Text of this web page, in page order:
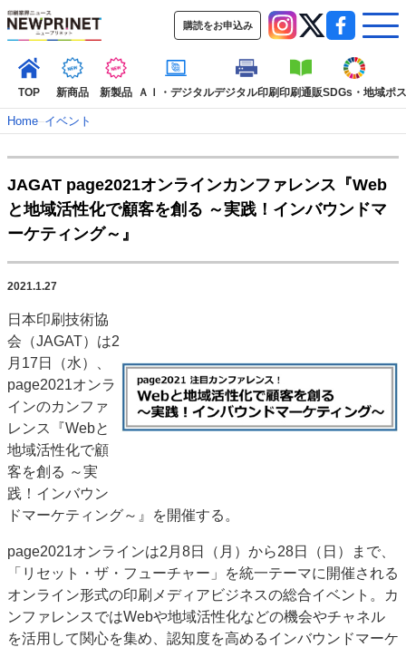
購読をお申込み
TOP 新商品 新製品 ＡＩ・デジタルデジタル印刷印刷通販SDGs・地域ポ
TOP
新着記事 特集記事
動画コンテンツ
インタビュー
コレクション
新商品
SDGs・地域
ポストプレス
市場・統計
人事・移転・異動・訃報
特集記事カテゴリー一覧
特集・デジタル印刷 アイデアで勝負！ ～多様なビジネス・多彩な商材～
JAPAN PACK 2023 特集
中古印刷機・製本機特集
2022 見える化・MIS特集
特集・デジタル印刷 ～ 新成長軌道を描く
案内
発刊案内
JFPI印刷用語集 印刷機材年鑑
運営
会社案内
購読・購入申し込み
サイトポリシー
お問い合わせ
Home–イベント
JAGAT page2021オンラインカンファレンス『Web
と地域活性化で顧客を創る ～実践！インバウンドマ
ーケティング～』
2021.1.27
日本印刷技術協
会（JAGAT）は2
月17日（水）、
page2021オンラ
インのカンファ
レンス『Webと
地域活性化で顧
客を創る ～実
践！インバウン
ドマーケティング～』を開催する。
page2021オンラインは2月8日（月）から28日（日）まで、
「リセット・ザ・フューチャー」を統一テーマに開催される
オンライン形式の印刷メディアビジネスの総合イベント。カ
ンファレンスではWebや地域活性化などの機会やチャネル
を活用して関心を集め、認知度を高めるインバウンドマーケ